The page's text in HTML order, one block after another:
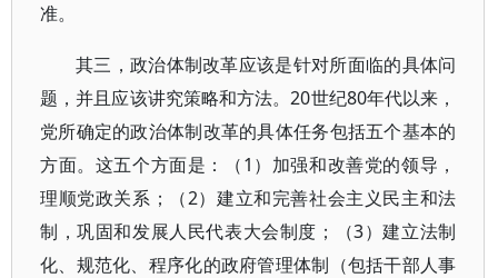
准。
其三，政治体制改革应该是针对所面临的具体问
题，并且应该讲究策略和方法。20世纪80年代以来，
党所确定的政治体制改革的具体任务包括五个基本的
方面。这五个方面是：（1）加强和改善党的领导，
理顺党政关系；（2）建立和完善社会主义民主和法
制，巩固和发展人民代表大会制度；（3）建立法制
化、规范化、程序化的政府管理体制（包括干部人事